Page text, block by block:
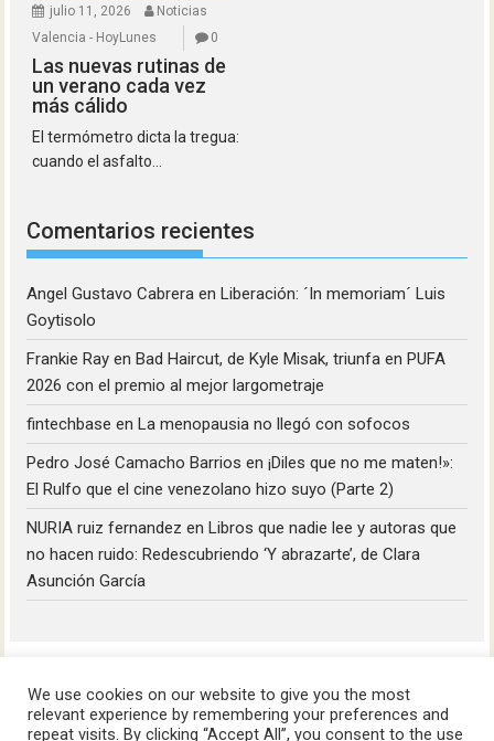
julio 11, 2026
Noticias
Valencia - HoyLunes
0
Las nuevas rutinas de
un verano cada vez
más cálido
El termómetro dicta la tregua:
cuando el asfalto...
Comentarios recientes
Angel Gustavo Cabrera enLiberación: ´In memoriam´ Luis
Goytisolo
Frankie Ray enBad Haircut, de Kyle Misak, triunfa en PUFA
2026 con el premio al mejor largometraje
fintechbase enLa menopausia no llegó con sofocos
Pedro José Camacho Barrios en¡Diles que no me maten!»:
El Rulfo que el cine venezolano hizo suyo (Parte 2)
NURIA ruiz fernandez enLibros que nadie lee y autoras que
no hacen ruido: Redescubriendo ‘Y abrazarte’, de Clara
Asunción García
We use cookies on our website to give you the most
relevant experience by remembering your preferences and
repeat visits. By clicking “Accept All”, you consent to the use